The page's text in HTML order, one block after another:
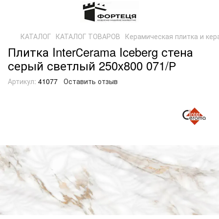
КАТАЛОГ КАТАЛОГ ТОВАРОВ Керамическая плитка и
Плитка InterСerama Iceberg стена
серый светлый 250x800 071/Р
Артикул: 41077 Оставить отзыв